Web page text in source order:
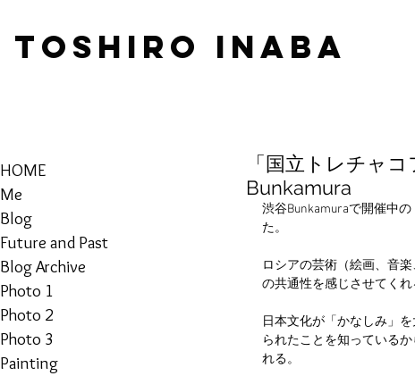
TOSHIRO INABA
「国立トレチャ
Bunkamura
渋谷Bunkamuraで開催中
た。
ロシアの芸術（絵画、音
の共通性を感じさせてくれ
日本文化が「かなしみ」
られたことを知っている
れる。
HOME
Me
Blog
Future and Past
Blog Archive
Photo 1
Photo 2
Photo 3
Painting